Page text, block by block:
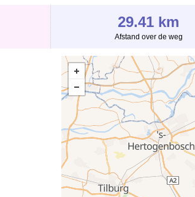
29.41 km
Afstand over de weg